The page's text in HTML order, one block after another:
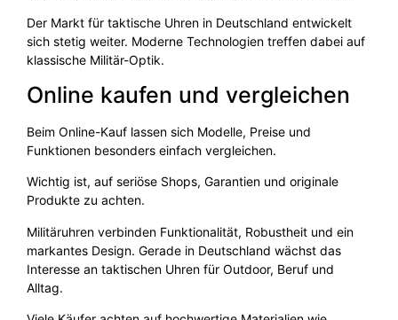
Der Markt für taktische Uhren in Deutschland entwickelt
sich stetig weiter. Moderne Technologien treffen dabei auf
klassische Militär-Optik.
Online kaufen und vergleichen
Beim Online-Kauf lassen sich Modelle, Preise und
Funktionen besonders einfach vergleichen.
Wichtig ist, auf seriöse Shops, Garantien und originale
Produkte zu achten.
Militäruhren verbinden Funktionalität, Robustheit und ein
markantes Design. Gerade in Deutschland wächst das
Interesse an taktischen Uhren für Outdoor, Beruf und
Alltag.